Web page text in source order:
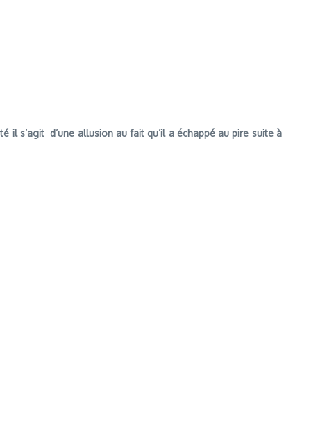
il s’agit d’une allusion au fait qu’il a échappé au pire suite à